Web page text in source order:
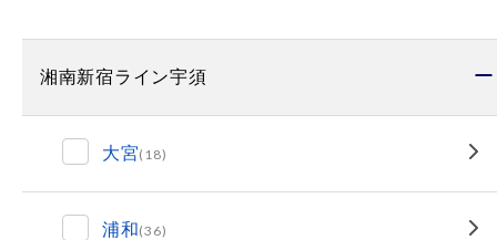
湘南新宿ライン宇須
大宮(18)
浦和(36)